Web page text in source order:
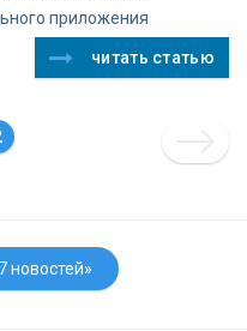
приложения
читать статью
новостей»